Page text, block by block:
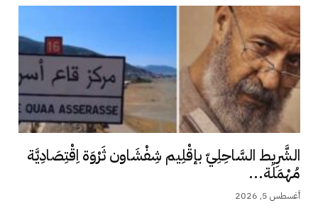
الشَّرِيط السَّاحِلِيّ بإقْلِيم شِفْشَاون ثَرْوَة اِقْتِصَادِيَّة
مُهْمَلَة...
أغسطس 5, 2026